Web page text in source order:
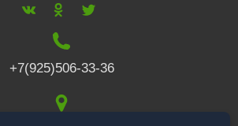
+7(925)506-33-36